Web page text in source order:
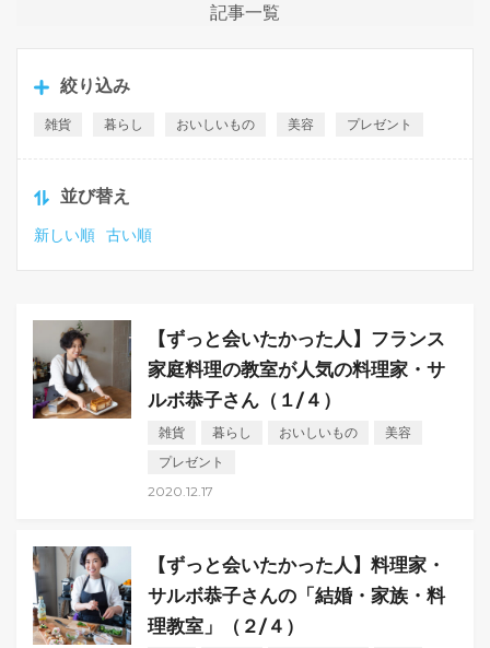
記事一覧
絞り込み
雑貨 暮らし おいしいもの 美容 プレゼント
並び替え
新しい順 古い順
【ずっと会いたかった人】フランス
家庭料理の教室が人気の料理家・サ
ルボ恭子さん（１/４）
雑貨 暮らし おいしいもの
美容
プレゼント
2020.12.17
【ずっと会いたかった人】料理家・
サルボ恭子さんの「結婚・家族・料
理教室」（２/４）